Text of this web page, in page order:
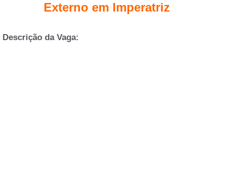
Externo em Imperatriz
Descrição da Vaga: